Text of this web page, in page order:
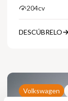
204cv
DESCÚBRELO
Volkswagen